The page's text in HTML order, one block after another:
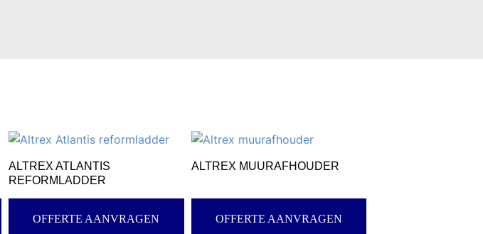
ALTREX ATLANTIS
REFORMLADDER
OFFERTE AANVRAGEN
ALTREX MUURAFHOUDER
OFFERTE AANVRAGEN